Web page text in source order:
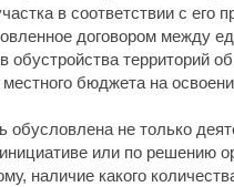
в соответствии с его
договором между
территорий
бюджета на
не только
или по решению
наличие какого